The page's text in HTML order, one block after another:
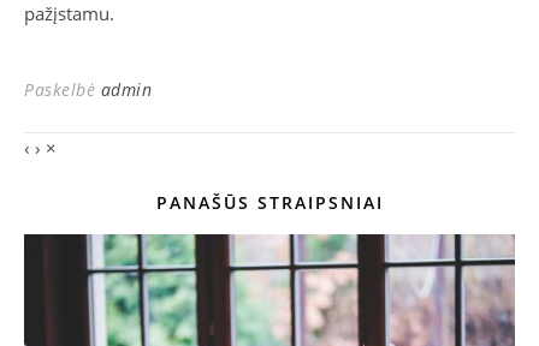
pažįstamu.
Paskelbė admin
‹ › ×
PANAŠŪS STRAIPSNIAI